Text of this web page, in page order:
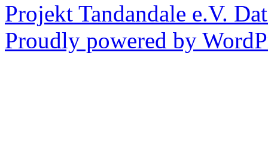
Projekt Tandandale e.V.
Proudly powered by